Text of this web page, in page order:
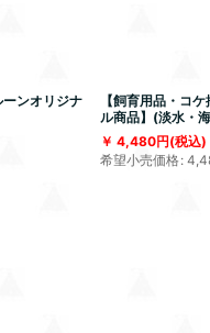
ンオリジナ
【飼育用品・コ
ル商品】(淡水・
4,480円(税込)
希望小売価格: